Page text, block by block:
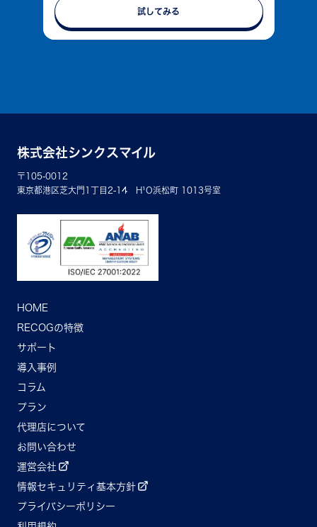
試してみる
株式会社シンクスマイル
〒105-0012
東京都港区芝大門1丁目2-14 H¹O浜松町 1013号室
HOME
RECOGの特徴
サポート
導入事例
コラム
プラン
代理店について
お問い合わせ
運営会社
情報セキュリティ基本方針
プライバシーポリシー